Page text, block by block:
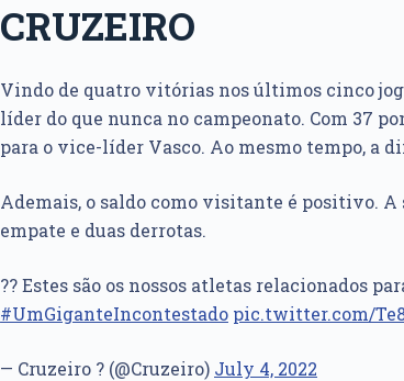
CRUZEIRO
Vindo de quatro vitórias nos últimos cinco
líder do que nunca no campeonato. Com 37
para o vice-líder Vasco. Ao mesmo tempo, a
Ademais, o saldo como visitante é positivo. A
empate e duas derrotas.
?? Estes são os nossos atletas relacionados
#UmGiganteIncontestado pic.twitter.com/
— Cruzeiro ? (@Cruzeiro) July 4, 2022